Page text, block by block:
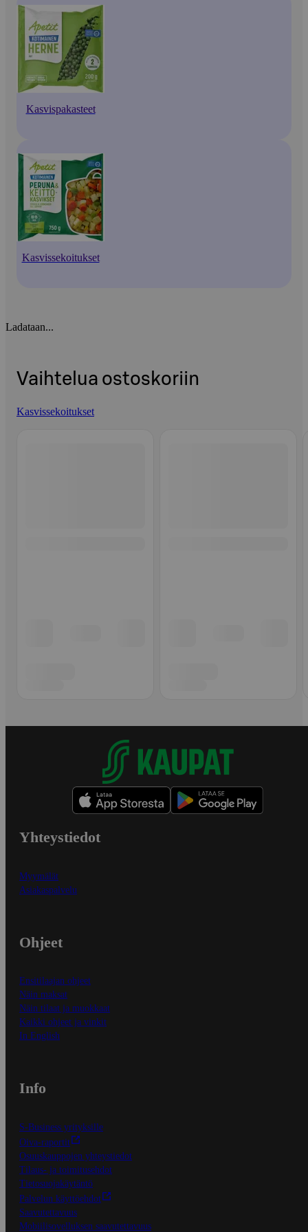
Kasvispakasteet
Kasvissekoitukset
Ladataan...
Vaihtelua ostoskoriin
Kasvissekoitukset
Yhteystiedot
Myymälät
Asiakaspalvelu
Ohjeet
Ensitilaajan ohjeet
Näin maksat
Näin tilaat ja muokkaat
Kaikki ohjeet ja vinkit
In English
Info
S-Business yrityksille
Oiva-raportit
Osuuskauppojen yhteystiedot
Tilaus- ja toimitusehdot
Tietosuojakäytäntö
Palvelun käyttöehdot
Saavutettavuus
Mobiilisovelluksen saavutettavuus